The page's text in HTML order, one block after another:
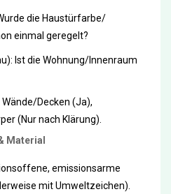
die Haustürfarbe/
einmal geregelt?
Ist die Wohnung/Innenraum
Decken (Ja),
(Nur nach Klärung).
Material
emissionsarme
mit Umweltzeichen).